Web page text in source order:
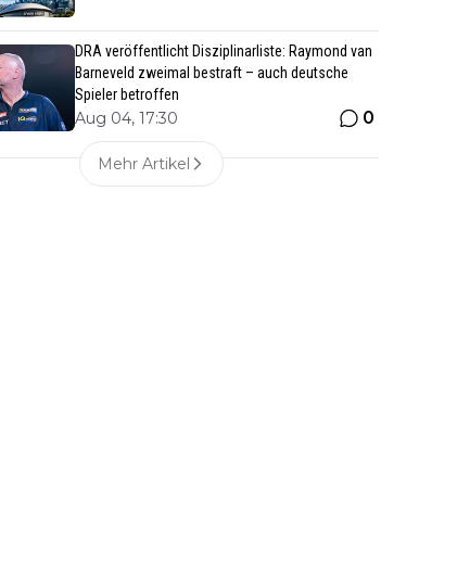
DRA veröffentlicht Disziplinarliste: Raymond van
Barneveld zweimal bestraft – auch deutsche
Spieler betroffen
Aug 04, 17:30 0
Mehr Artikel